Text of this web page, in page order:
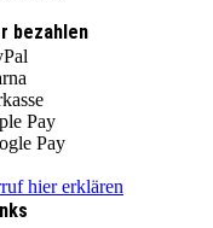
bezahlen
hier erklären